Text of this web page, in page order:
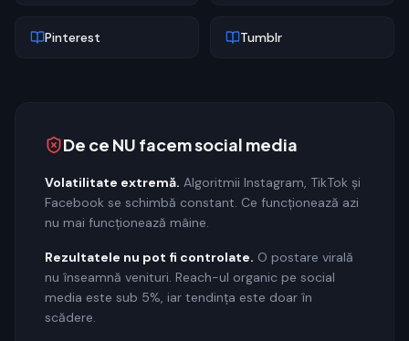
Pinterest Tumblr
De ce NU facem social media
Volatilitate extremă. Algoritmii Instagram, TikTok și
Facebook se schimbă constant. Ce funcționează azi
nu mai funcționează mâine.
Rezultatele nu pot fi controlate. O postare virală
nu înseamnă venituri. Reach-ul organic pe social
media este sub 5%, iar tendința este doar în
scădere.